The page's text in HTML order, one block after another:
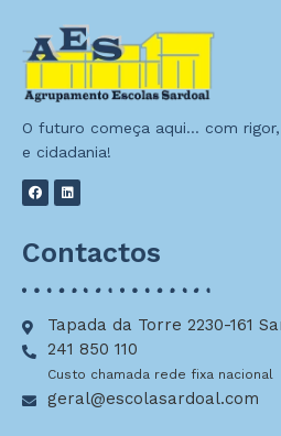
O futuro começa aqui… com rigor,
e cidadania!
Contactos
Tapada da Torre 2230-161
241 850 110
Custo chamada rede fixa nacional
geral@escolasardoal.com